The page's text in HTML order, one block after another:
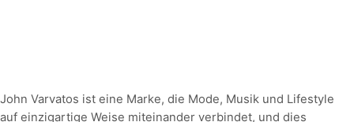
John Varvatos ist eine Marke, die Mode, Musik und Lifestyle
auf einzigartige Weise miteinander verbindet, und dies